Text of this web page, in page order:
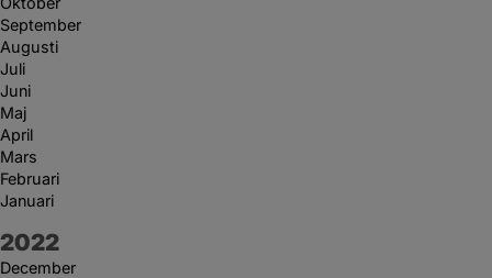
September
Augusti
Juli
Juni
Maj
April
Mars
Februari
Januari
År:
2022
December